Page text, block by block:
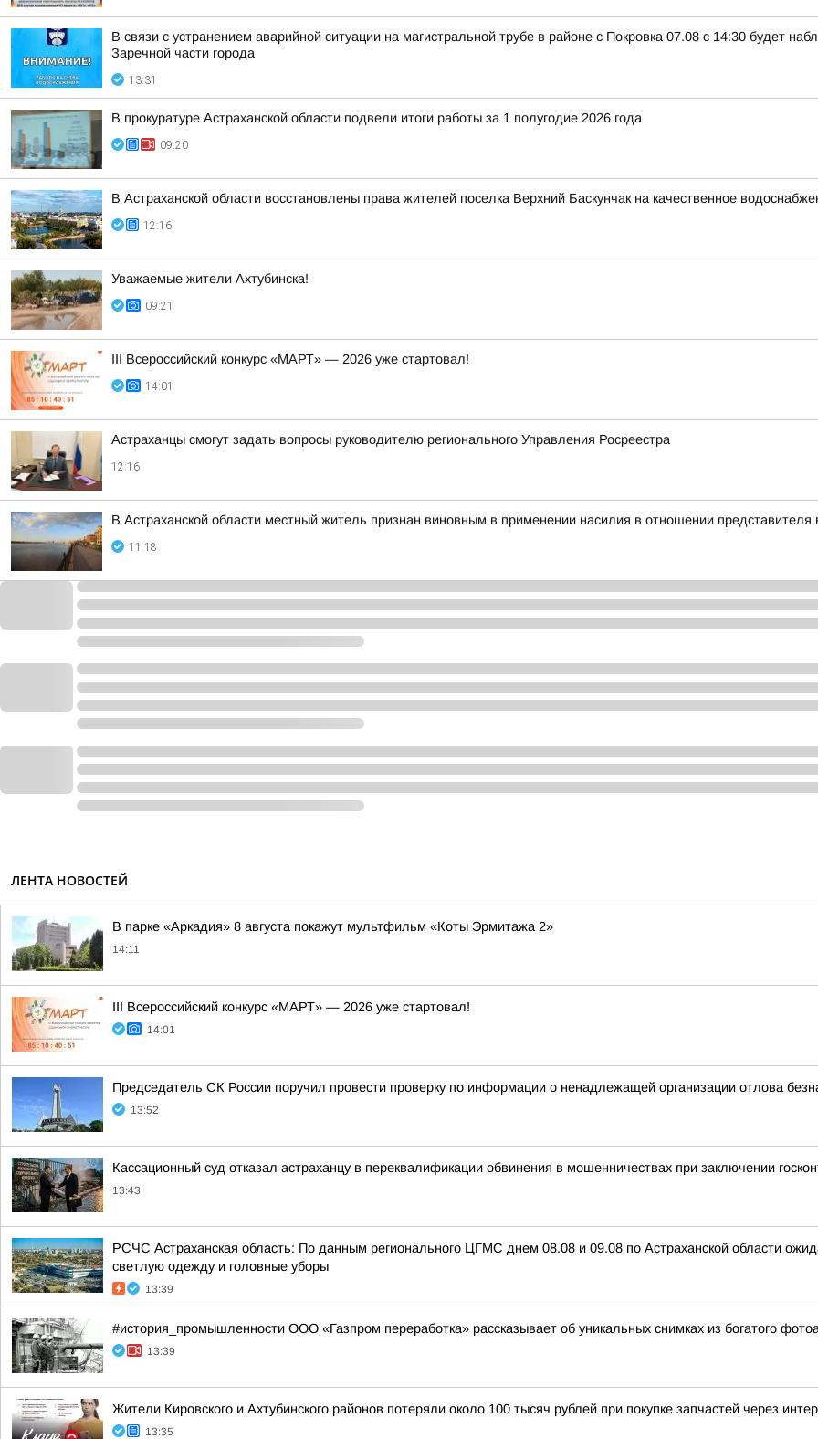
В связи с устранением аварийной ситуации на магистральной трубе в районе с Покровка 07.08 с 14:30 будет
Заречной части города
13:31
В прокуратуре Астраханской области подвели итоги работы за 1 полугодие 2026 года
09:20
В Астраханской области восстановлены права жителей поселка Верхний Баскунчак на качественное
12:16
Уважаемые жители Ахтубинска!
09:21
III Всероссийский конкурс «МАРТ» — 2026 уже стартовал!
14:01
Астраханцы смогут задать вопросы руководителю регионального Управления Росреестра
12:16
В Астраханской области местный житель признан виновным в применении насилия в отношении представителя
11:18
ЛЕНТА НОВОСТЕЙ
В парке «Аркадия» 8 августа покажут мультфильм «Коты Эрмитажа 2»
14:11
III Всероссийский конкурс «МАРТ» — 2026 уже стартовал!
14:01
Председатель СК России поручил провести проверку по информации о ненадлежащей организации отлова
13:52
Кассационный суд отказал астраханцу в переквалификации обвинения в мошенничествах при заключении
13:43
РСЧС Астраханская область: По данным регионального ЦГМС днем 08.08 и 09.08 по Астраханской области
светлую одежду и головные уборы
13:39
#история_промышленности ООО «Газпром переработка» рассказывает об уникальных снимках из богатого
13:39
Жители Кировского и Ахтубинского районов потеряли около 100 тысяч рублей при покупке запчастей через
13:35